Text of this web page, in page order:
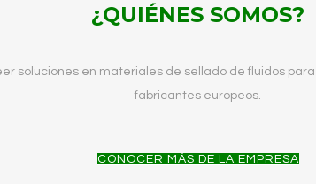
¿QUIÉNES SOMOS?
soluciones en materiales de sellado de fluidos
fabricantes europeos.
CONOCER MÁS DE LA EMPRESA